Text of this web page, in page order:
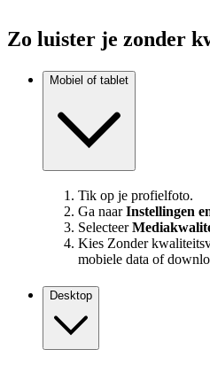
Zo luister je zonder
Mobiel of tablet
Tik op je profielfoto.
Ga naarInstellingen
Selecteer
Kies Zonder
mobiele data of
Desktop